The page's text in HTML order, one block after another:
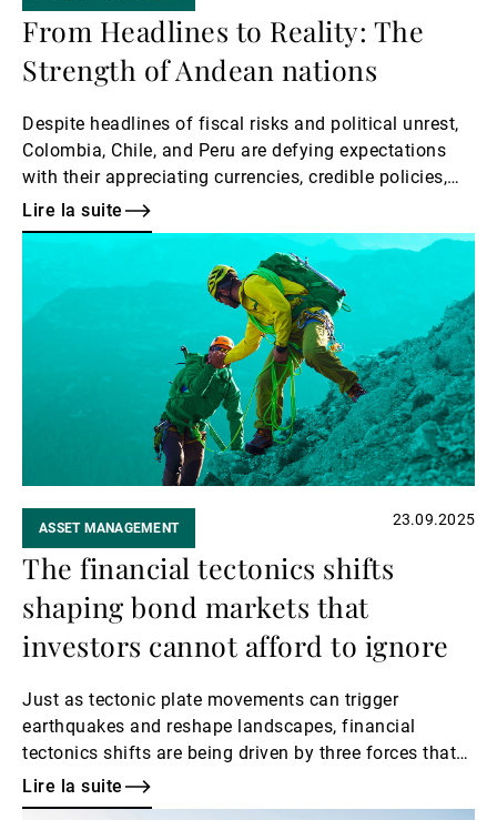
From Headlines to Reality: The
Strength of Andean nations
Despite headlines of fiscal risks and political unrest,
Colombia, Chile, and Peru are defying expectations
with their appreciating currencies, credible policies,
and strong economic fundamentals.
Lire la suite
suite
ASSET MANAGEMENT 23.09.2025
The financial tectonics shifts
shaping bond markets that
investors cannot afford to ignore
Just as tectonic plate movements can trigger
earthquakes and reshape landscapes, financial
tectonics shifts are being driven by three forces that
are compelling investors to rethink their approach to
bond markets: the fragmentation of the global
Lire la suite